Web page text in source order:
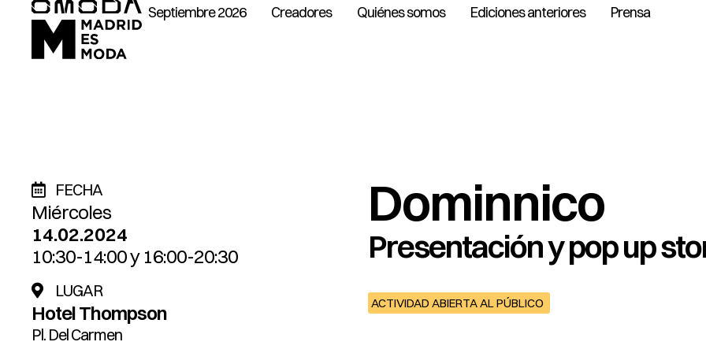
Septiembre 2026 Creadores Quiénes somos Ediciones anteriores Prensa
FECHA
Miércoles
14.02.2024
10:30-14:00 y 16:00-20:30
LUGAR
Hotel Thompson
Pl. Del Carmen
Dominnico
Presentación y pop up
ACTIVIDAD ABIERTA AL PÚBLICO